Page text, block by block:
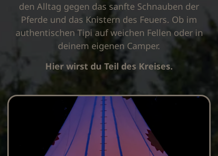
den Alltag gegen das sanfte Schnauben der
Pferde und das Knistern des Feuers. Ob im
authentischen Tipi auf weichen Fellen oder in
deinem eigenen Camper.
Hier wirst du Teil des Kreises.